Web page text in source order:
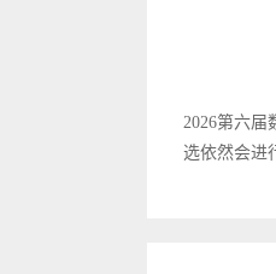
2026第六届
选依然会进